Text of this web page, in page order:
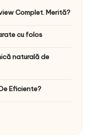
Complet. Merită?
cu folos
naturală de
Eficiente?